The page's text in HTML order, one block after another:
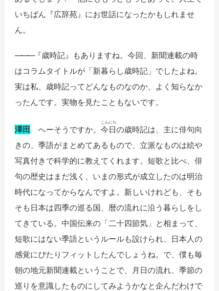
いちばん『広辞苑』にお世話になったかもしれませ
ん。
―――『歳時記』もありますね。今回、新聞連載の時
はコラムタイトルが「新暮らし歳時記」でしたよね。
実は私、歳時記ってどんなものなのか、よく知らなか
ったんです。実物を見たこともないです。
澤田 へーそうですか。 今日
こんにち
の歳時記は、 主に俳句向
きの、季語がまとめてあるもので、立派なものは絵や
写真付きで科学的に教えてくれます。短歌と比べ、俳
句の歴史はまだ浅く、いまの形式が成立したのは明治
時代になってからなんですよ。新しいけれども、そも
そも日本は四季の巡る国、暦の流れに沿う暮らしをし
てきている。中国伝来の「二十四節気」と相まって、
短歌にはない季語というルールも設けられ、日本人の
感覚にぴたりフィットしたんでしょうね。で、僕も毎
朝の地元新聞連載ということで、月日の流れ、季節の
巡りを意識したものにしてみようかなと企んだわけで